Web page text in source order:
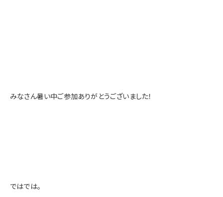
みなさん暑い中ご参加ありがとうございました！
ではでは。